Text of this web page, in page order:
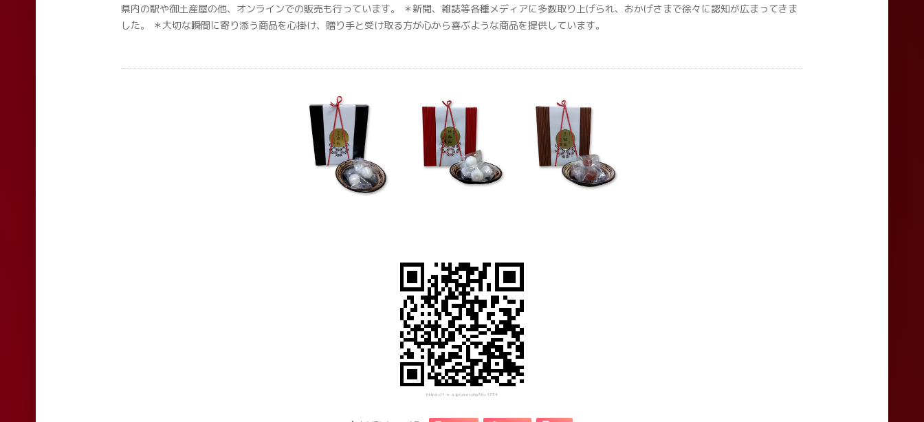
県内の駅や御土産屋の他、オンラインでの販売も行っています。 ＊新聞、雑誌等各種メディアに多数取り上げられ、おかげさまで徐々に認知が広まってきま
した。 ＊大切な瞬間に寄り添う商品を心掛け、贈り手と受け取る方が心から喜ぶような商品を提供しています。
https://f-e-a.jp/user.php?id=1734